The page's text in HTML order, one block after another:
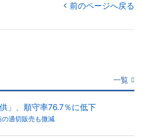
前のページへ戻る
一覧
」、順守率76.7％に低下
適切販売も微減